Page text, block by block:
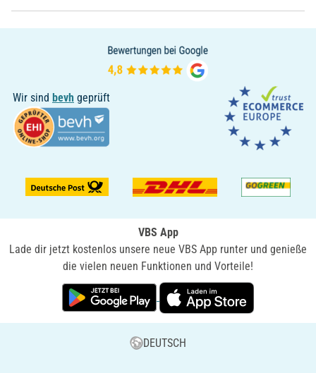
Wir sind bevh geprüft
VBS App
Lade dir jetzt kostenlos unsere neue VBS App runter und genieße
die vielen neuen Funktionen und Vorteile!
DEUTSCH